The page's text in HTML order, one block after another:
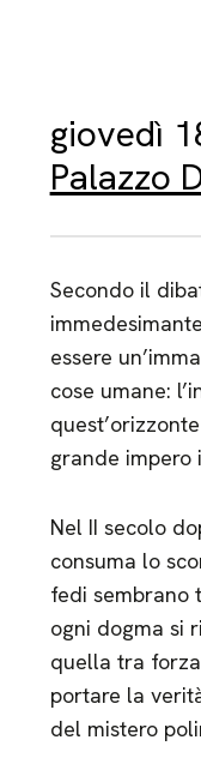
giovedì
Palazzo
Secondo il
essere
cose umane:
grande impero
Nel II secolo
consuma lo
fedi sembrano
ogni dogma si
quella tra
portare la
del mistero